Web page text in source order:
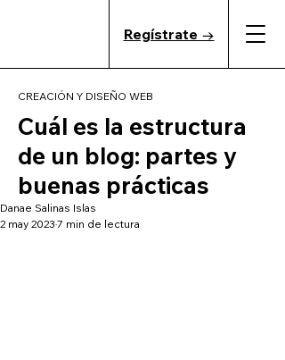
Regístrate →
CREACIÓN Y DISEÑO WEB
Cuál es la estructura
de un blog: partes y
buenas prácticas
Danae Salinas Islas
2 may 2023 7 min de lectura